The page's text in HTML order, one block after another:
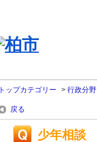
トップカテゴリー > 行政分野
戻る
少年相談